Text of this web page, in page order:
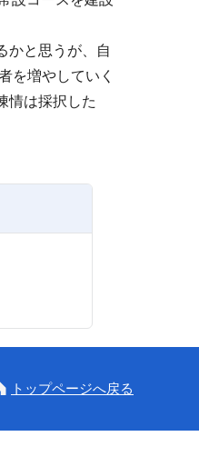
かと思うが、自
を増やしていく
情は採択した
トップページへ戻る